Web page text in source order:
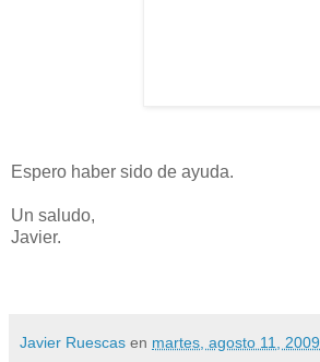
Espero haber sido de ayuda.
Un saludo,
Javier.
Javier Ruescas en martes, agosto 11, 2009